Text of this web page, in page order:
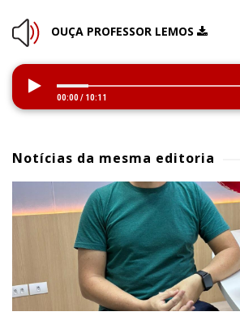
OUÇA PROFESSOR LEMOS
00:00/ 10:11
Notícias da mesma editoria